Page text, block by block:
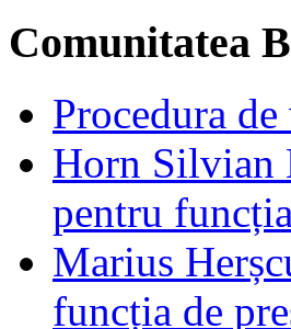
Comunitatea
Procedura
Horn Silvian
pentru
Marius
funcția de